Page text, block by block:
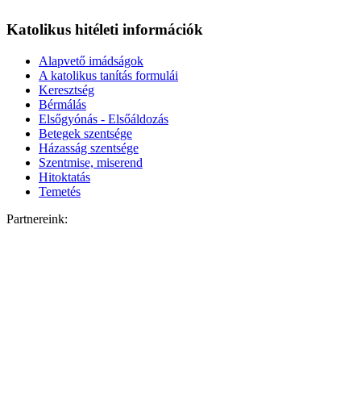
Katolikus hitéleti információk
Alapvető imádságok
A katolikus tanítás formulái
Keresztség
Bérmálás
Elsőgyónás - Elsőáldozás
Betegek szentsége
Házasság szentsége
Szentmise, miserend
Hitoktatás
Temetés
Partnereink: